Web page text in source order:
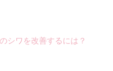
シワを改善するには？